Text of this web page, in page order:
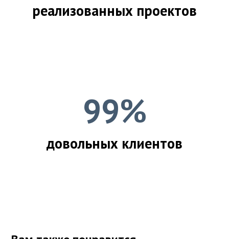
реализованных проектов
99%
довольных клиентов